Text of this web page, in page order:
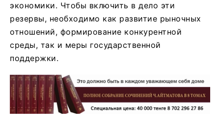
экономики. Чтобы включить в дело эти
резервы, необходимо как развитие рыночных
отношений, формирование конкурентной
среды, так и меры государственной
поддержки.